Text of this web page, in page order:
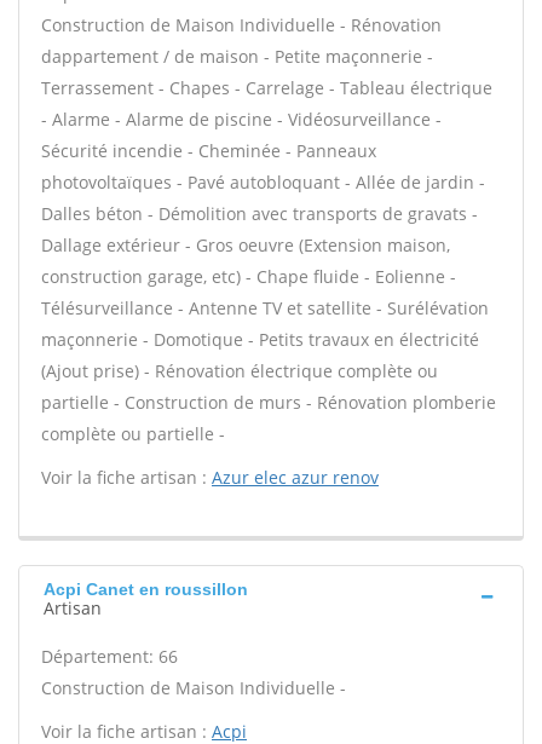
Construction de Maison Individuelle - Rénovation
dappartement / de maison - Petite maçonnerie -
Terrassement - Chapes - Carrelage - Tableau électrique
- Alarme - Alarme de piscine - Vidéosurveillance -
Sécurité incendie - Cheminée - Panneaux
photovoltaïques - Pavé autobloquant - Allée de jardin -
Dalles béton - Démolition avec transports de gravats -
Dallage extérieur - Gros oeuvre (Extension maison,
construction garage, etc) - Chape fluide - Eolienne -
Télésurveillance - Antenne TV et satellite - Surélévation
maçonnerie - Domotique - Petits travaux en électricité
(Ajout prise) - Rénovation électrique complète ou
partielle - Construction de murs - Rénovation plomberie
complète ou partielle -
Voir la fiche artisan : Azur elec azur renov
Acpi Canet en roussillon
Artisan
Département: 66
Construction de Maison Individuelle -
Voir la fiche artisan : Acpi